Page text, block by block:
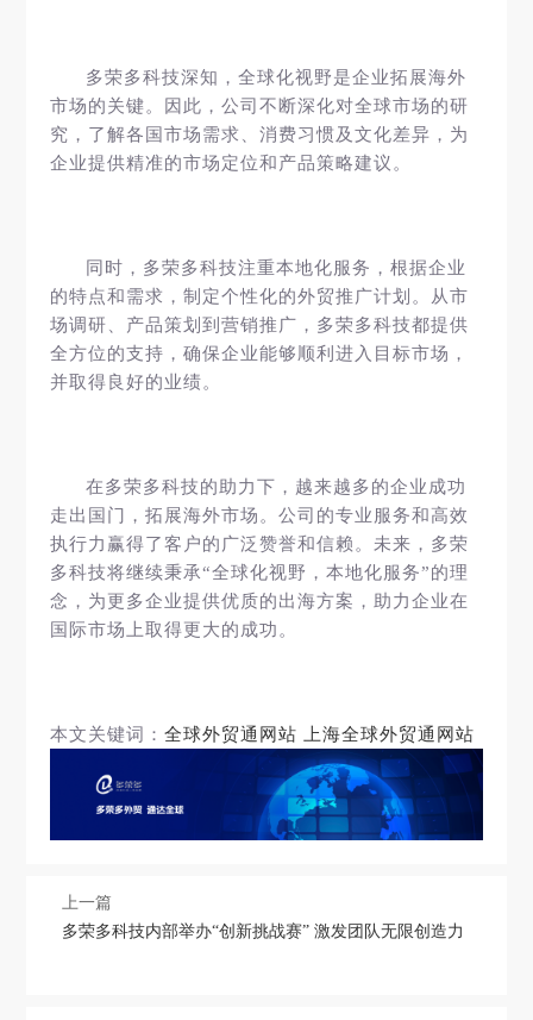
多荣多科技深知，全球化视野是企业拓展海外
市场的关键。因此，公司不断深化对全球市场的研
究，了解各国市场需求、消费习惯及文化差异，为
企业提供精准的市场定位和产品策略建议。
同时，多荣多科技注重本地化服务，根据企业
的特点和需求，制定个性化的外贸推广计划。从市
场调研、产品策划到营销推广，多荣多科技都提供
全方位的支持，确保企业能够顺利进入目标市场，
并取得良好的业绩。
在多荣多科技的助力下，越来越多的企业成功
走出国门，拓展海外市场。公司的专业服务和高效
执行力赢得了客户的广泛赞誉和信赖。未来，多荣
多科技将继续秉承“全球化视野，本地化服务”的理
念，为更多企业提供优质的出海方案，助力企业在
国际市场上取得更大的成功。
本文关键词：全球外贸通网站 上海全球外贸通网站
上一篇
多荣多科技内部举办“创新挑战赛” 激发团队无限创造力